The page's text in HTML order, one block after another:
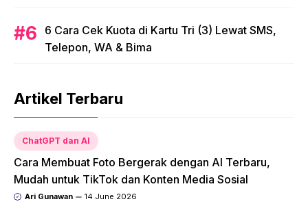
6 Cara Cek Kuota di Kartu Tri (3) Lewat SMS,
Telepon, WA & Bima
Artikel Terbaru
ChatGPT dan AI
Cara Membuat Foto Bergerak dengan AI Terbaru,
Mudah untuk TikTok dan Konten Media Sosial
Ari Gunawan 14 June 2026